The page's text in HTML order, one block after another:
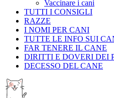
Vaccinare i cani
TUTTI I CONSIGLI
RAZZE
I NOMI PER CANI
TUTTE LE INFO SUI
FAR TENERE IL CANE
DIRITTI E DOVERI DEI
DECESSO DEL CANE